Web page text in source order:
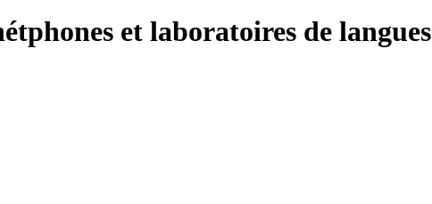
et laboratoires de langues